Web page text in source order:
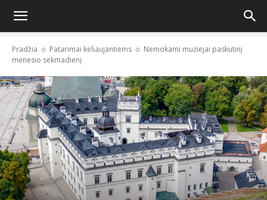
Pradžia Patarimai keliaujantiems
Nemokami muziejai paskutinį
mėnesio sekmadienį